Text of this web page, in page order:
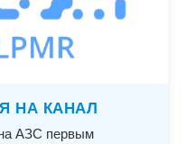
НА КАНАЛ
АЗС первым